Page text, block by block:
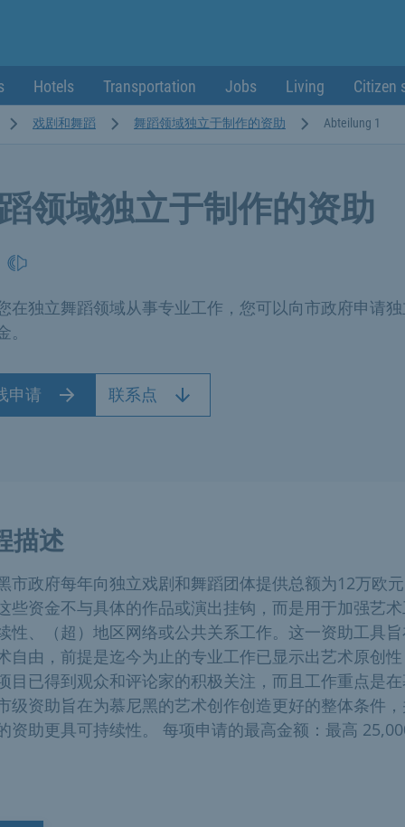
Hotels Transportation Jobs Living Citizen
戏剧和舞蹈 舞蹈领域独立于制作的资助 Abteilung 1
领域独立于制作的资助
在独立舞蹈领域从事专业工作，您可以向市政府申请
申请 联系点
描述
市政府每年向独立戏剧和舞蹈团体提供总额为12万欧
些资金不与具体的作品或演出挂钩，而是用于加强艺
性、（超）地区网络或公共关系工作。这一资助工具
自由，前提是迄今为止的专业工作已显示出艺术原创
目已得到观众和评论家的积极关注，而且工作重点是
级资助旨在为慕尼黑的艺术创作创造更好的整体条件
资助更具可持续性。 每项申请的最高金额：最高